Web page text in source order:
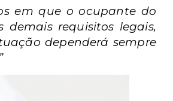
em que o ocupante do
demais requisitos legais,
dependerá sempre